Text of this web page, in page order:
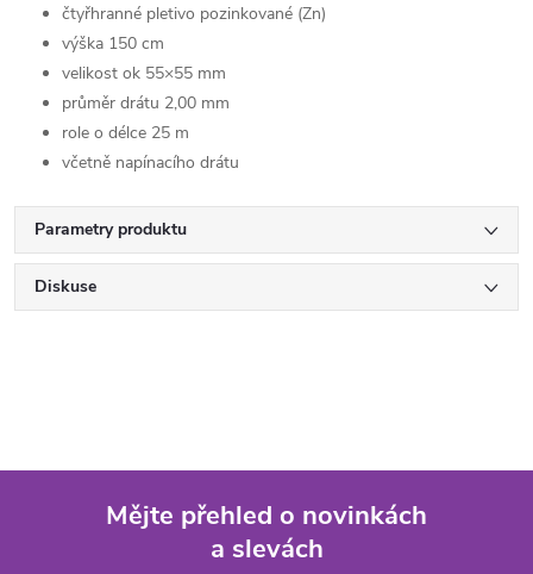
čtyřhranné pletivo pozinkované (Zn)
výška 150 cm
velikost ok 55×55 mm
průměr drátu 2,00 mm
role o délce 25 m
včetně napínacího drátu
Parametry produktu
Diskuse
Mějte přehled o novinkách
a slevách